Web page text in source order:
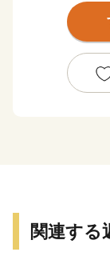
渡す限り耕地
な風景が望め
小麦の一大産
小清水原生花
ドリーなど様
関連する